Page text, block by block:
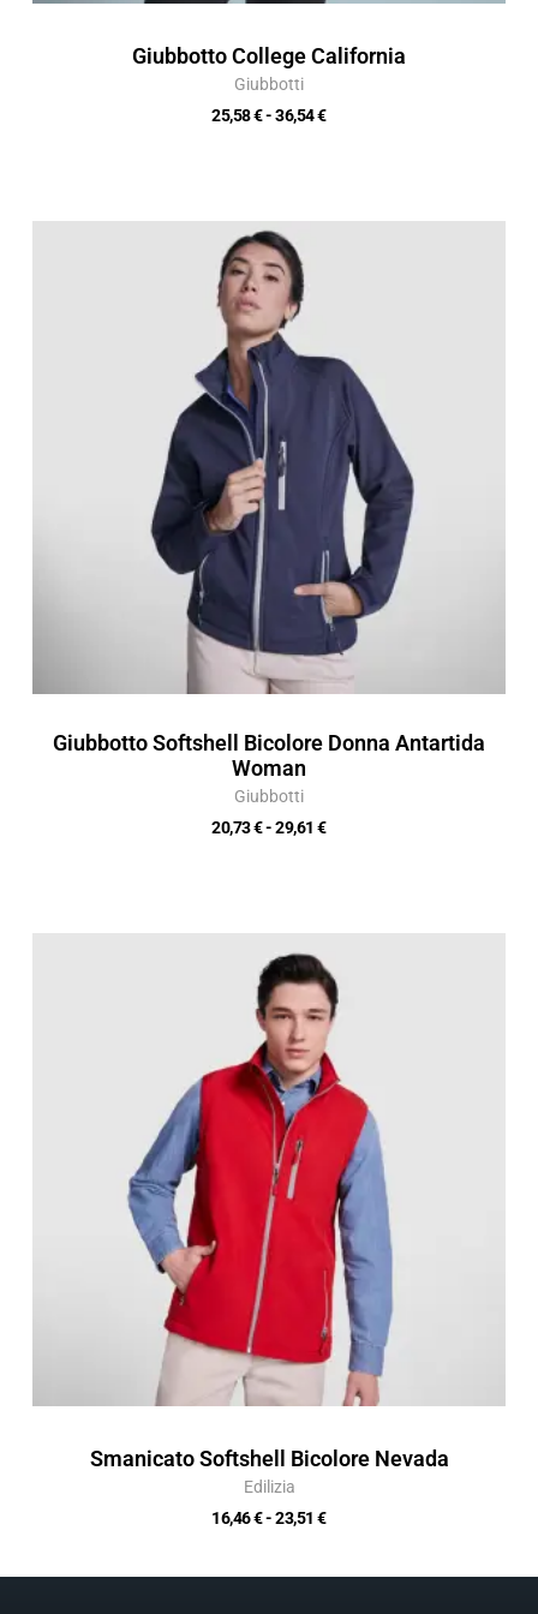
Giubbotto College California
Giubbotti
25,58€- 36,54€
Giubbotto Softshell Bicolore Donna Antartida
Woman
Giubbotti
20,73€- 29,61€
a
29,61 €
Smanicato Softshell Bicolore Nevada
Edilizia
16,46€- 23,51€
di
prezzo:
da
16,46 €
a
23,51 €